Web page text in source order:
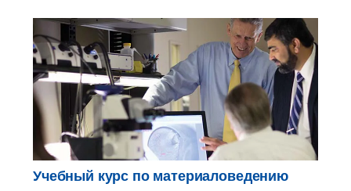
Учебный курс по материаловедению